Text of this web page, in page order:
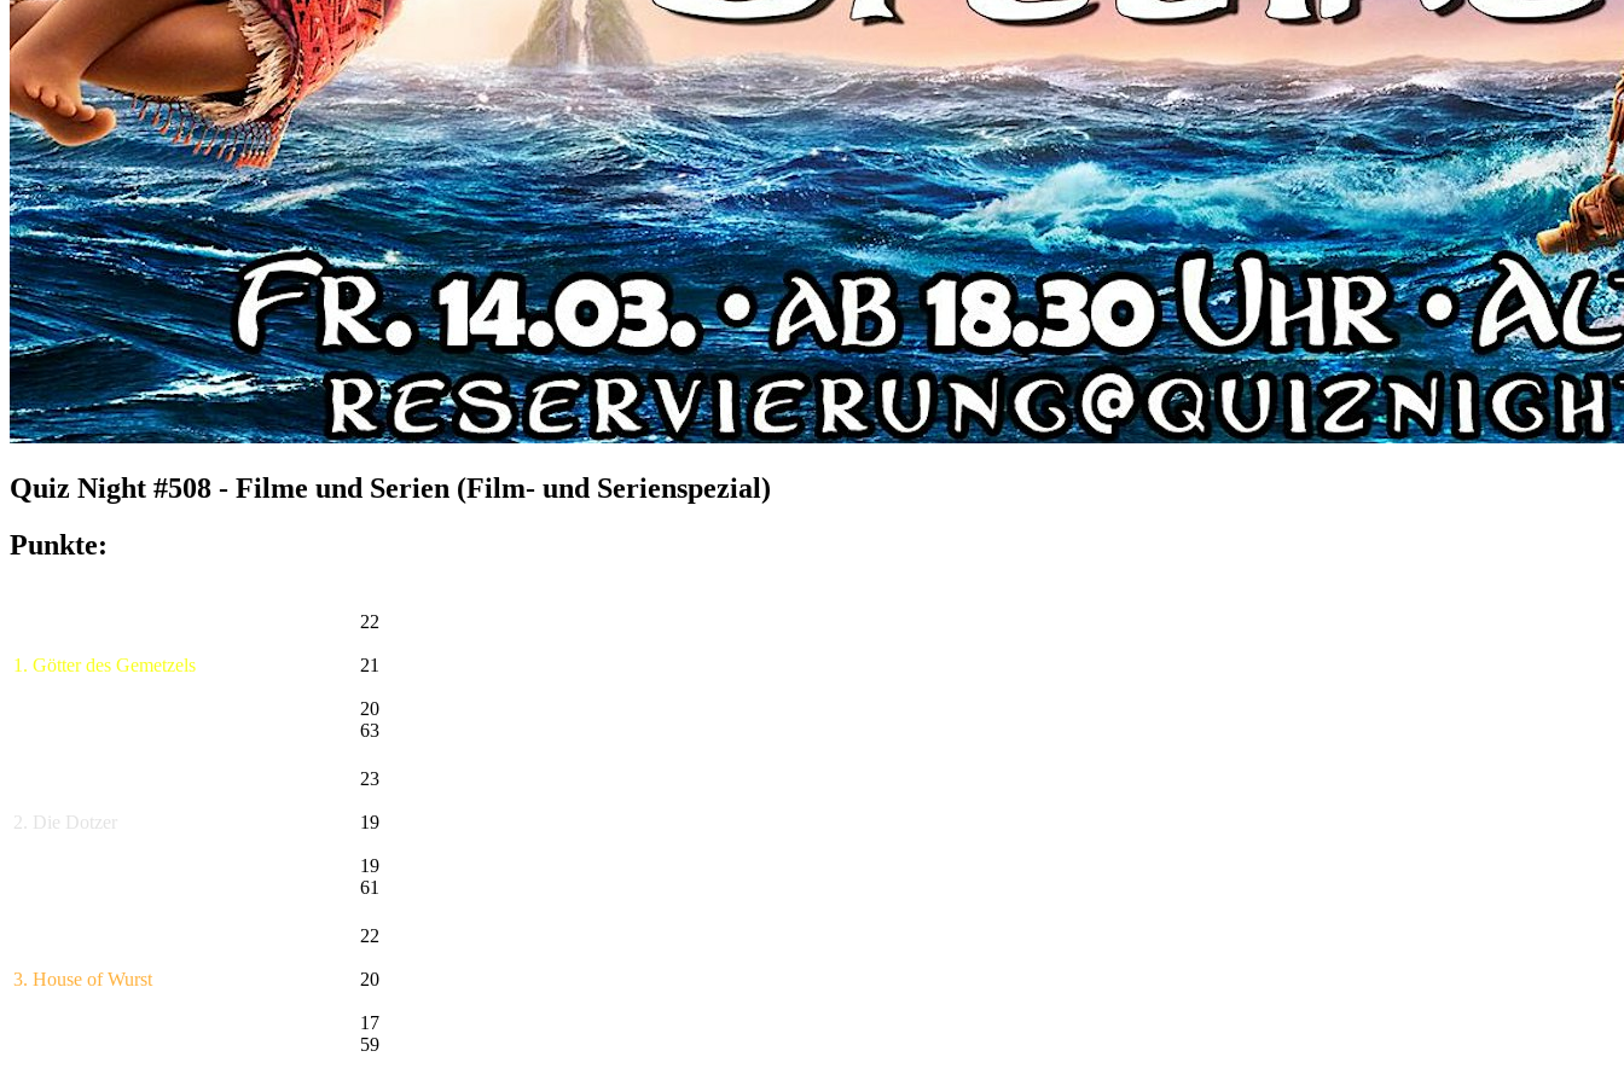
Quiz Night #508 - Filme und Serien (Film- und Serienspezial)
Punkte:
1. Götter des Gemetzels
22
21
20
63
2. Die Dotzer
23
19
19
61
3. House of Wurst
22
20
17
59